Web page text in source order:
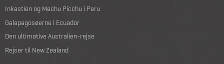
Inkastien og Machu Picchu i Peru
Galapagosøerne i Ecuador
Den ultimative Australien-rejse
Rejser til New Zealand